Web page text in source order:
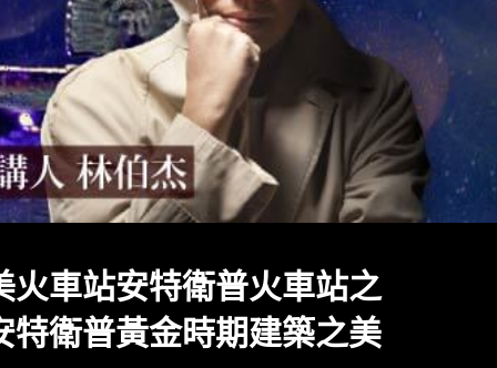
火車站安特衛普火車站之
特衛普黃金時期建築之美